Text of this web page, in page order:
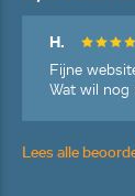
H.
Fijne
Wat wil nog
Lees alle